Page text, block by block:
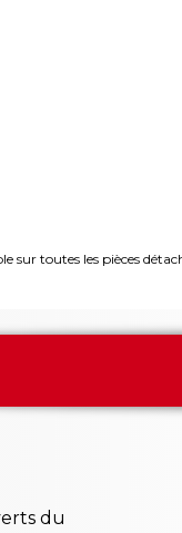
sur toutes les pièces
du